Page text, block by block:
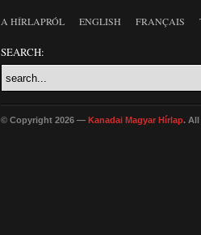
A HÍRLAPRÓL ENGLISH FRANÇAIS
SEARCH:
© Copyright 2026 — Kanadai Magyar Hírlap. All